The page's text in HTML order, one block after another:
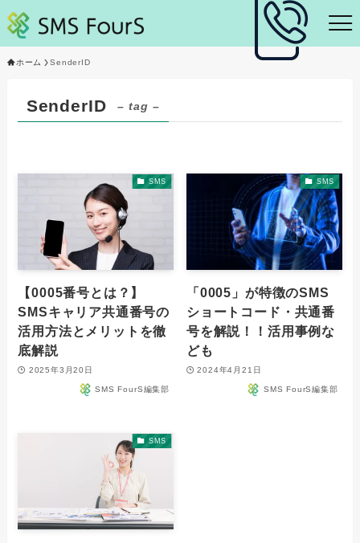
ホーム SenderID
SenderID – tag –
SMS
【0005番号とは？】
SMSキャリア共通番号の
活用方法とメリットを徹
底解説
2025年3月20日
SMS FourS編集部
SMS
「0005」が特徴のSMS
ショートコード・共通番
号を解説！！活用事例な
ども
2024年4月21日
SMS FourS編集部
SMS